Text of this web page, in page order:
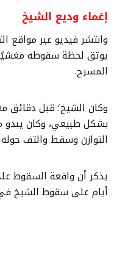
إغماء وديع الشيخ
وانتشر فيديو عبر مواقع
يوثق لحظة سقوطه مغشيًا
المسرح.
وكان الشيخ؛ قبل دقائق
بشكل طبيعي، وكان يبدو
التوازن وسقط والتف
يذكر أن واقعة السقوط
أيام على سقوط الشيخ